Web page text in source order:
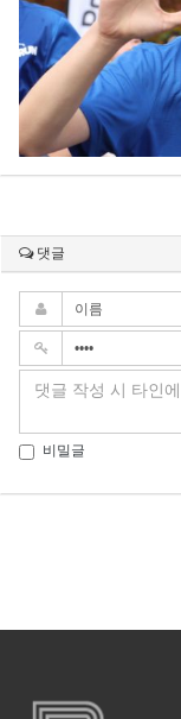
댓글
비밀글